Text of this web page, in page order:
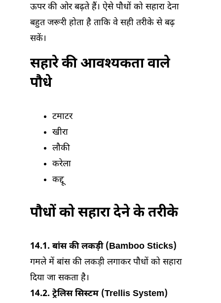
ऊपर की ओर बढ़ते हैं। ऐसे पौधों को सहारा देना
बहुत जरूरी होता है ताकि वे सही तरीके से बढ़
सकें।
सहारे की आवश्यकता वाले
पौधे
टमाटर
खीरा
लौकी
करेला
कद्दू
पौधों को सहारा देने के तरीके
14.1. बांस की लकड़ी (Bamboo Sticks)
गमले में बांस की लकड़ी लगाकर पौधों को सहारा
दिया जा सकता है।
14.2. ट्रेलिस सिस्टम (Trellis System)